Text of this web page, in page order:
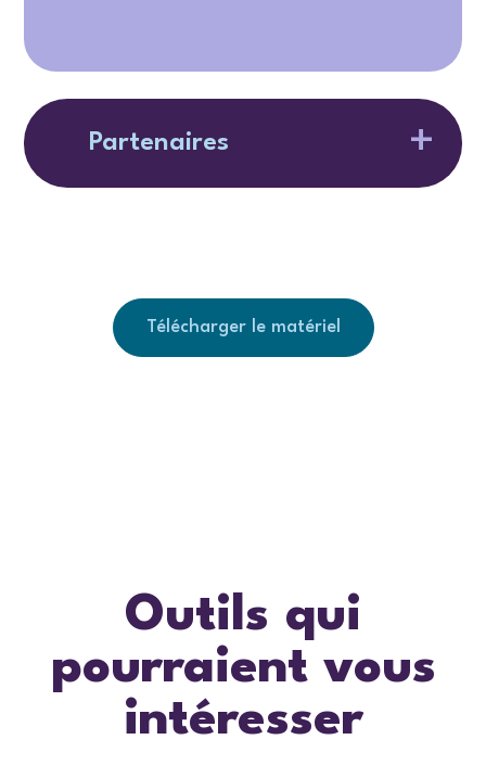
Partenaires
Télécharger le matériel
Outils qui
pourraient vous
intéresser